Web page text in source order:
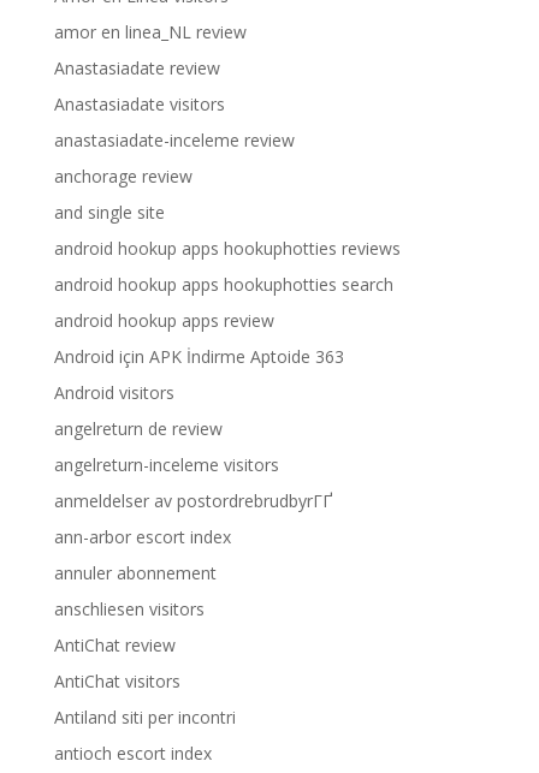
amor en linea_NL review
Anastasiadate review
Anastasiadate visitors
anastasiadate-inceleme review
anchorage review
and single site
android hookup apps hookuphotties reviews
android hookup apps hookuphotties search
android hookup apps review
Android için APK İndirme Aptoide 363
Android visitors
angelreturn de review
angelreturn-inceleme visitors
anmeldelser av postordrebrudbyrГҐ
ann-arbor escort index
annuler abonnement
anschliesen visitors
AntiChat review
AntiChat visitors
Antiland siti per incontri
antioch escort index